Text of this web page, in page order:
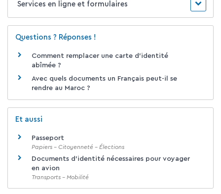
Services en ligne et formulaires
Questions ? Réponses !
Comment remplacer une carte d'identité
abîmée ?
Avec quels documents un Français peut-il se
rendre au Maroc ?
Et aussi
Passeport
Papiers - Citoyenneté - Élections
Documents d'identité nécessaires pour voyager
en avion
Transports - Mobilité